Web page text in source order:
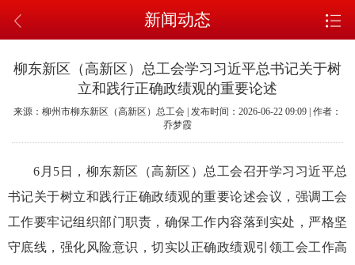
新闻动态
柳东新区（高新区）总工会学习习近平总书记关于树
立和践行正确政绩观的重要论述
来源：柳州市柳东新区（高新区）总工会 | 发布时间：2026-06-22 09:09 | 作者：
乔梦霞
6月5日，柳东新区（高新区）总工会召开学习习近平总
书记关于树立和践行正确政绩观的重要论述会议，强调工会
工作要牢记组织部门职责，确保工作内容落到实处，严格坚
守底线，强化风险意识，切实以正确政绩观引领工会工作高